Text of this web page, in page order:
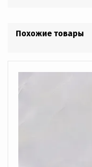
Похожие товары